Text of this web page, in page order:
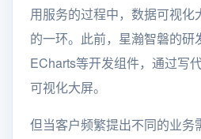
用服务的过程中，数据可视化
的一环。此前，星瀚智磐的研
ECharts等开发组件，通过写
可视化大屏。
但当客户频繁提出不同的业务